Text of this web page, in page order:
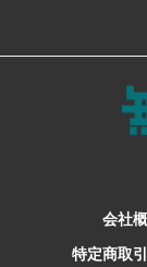
会社
特定商取